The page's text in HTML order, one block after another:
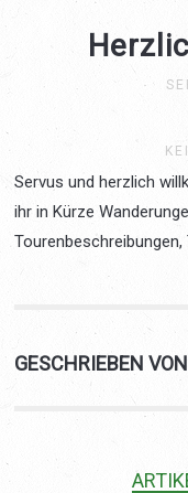
Servus und herzlich
ihr in Kürze
GESCHRIEBEN